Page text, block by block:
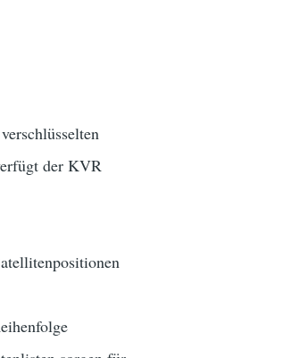
der KVR